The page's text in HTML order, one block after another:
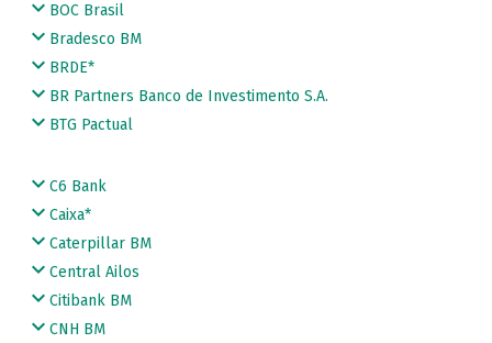
BOC Brasil
Bradesco BM
BRDE*
BR Partners Banco de Investimento S.A.
BTG Pactual
C6 Bank
Caixa*
Caterpillar BM
Central Ailos
Citibank BM
CNH BM